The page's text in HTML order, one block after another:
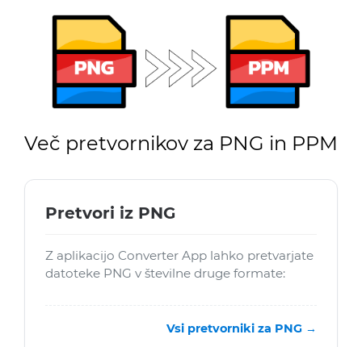
Več pretvornikov za PNG in PPM
Pretvori iz PNG
Z aplikacijo Converter App lahko pretvarjate
datoteke PNG v številne druge formate:
Vsi pretvorniki za PNG →